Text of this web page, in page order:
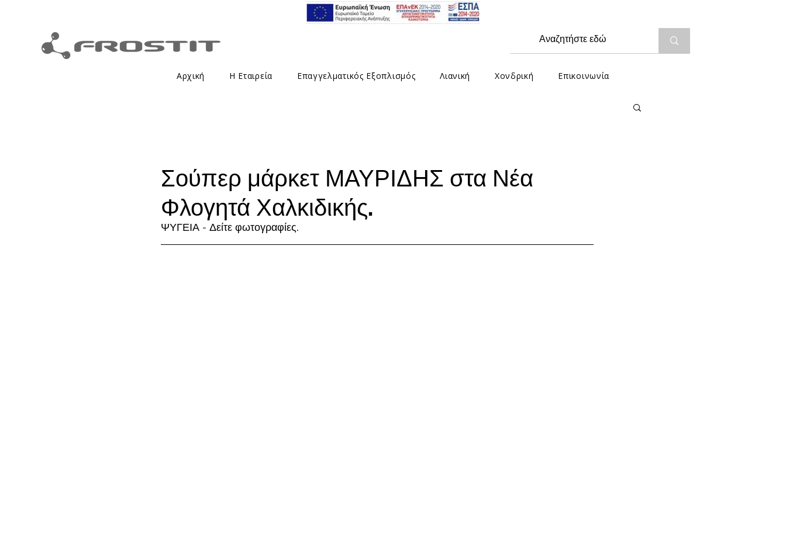
Αρχική Η Εταιρεία Επαγγελματικός Εξοπλισμός Λιανική Χονδρική Επικοινωνία
Σούπερ μάρκετ ΜΑΥΡΙΔΗΣ στα Νέα
Φλογητά Χαλκιδικής.
ΨΥΓΕΙΑ - Δείτε φωτογραφίες.